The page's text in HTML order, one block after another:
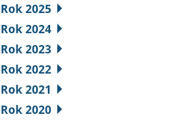
Rok 2025
Rok 2024
Rok 2023
Rok 2022
Rok 2021
Rok 2020